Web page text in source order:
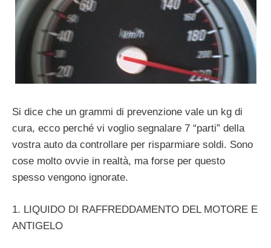
Si dice che un grammi di prevenzione vale un kg di
cura, ecco perché vi voglio segnalare 7 “parti” della
vostra auto da controllare per risparmiare soldi. Sono
cose molto ovvie in realtà, ma forse per questo
spesso vengono ignorate.
1. LIQUIDO DI RAFFREDDAMENTO DEL MOTORE E
ANTIGELO